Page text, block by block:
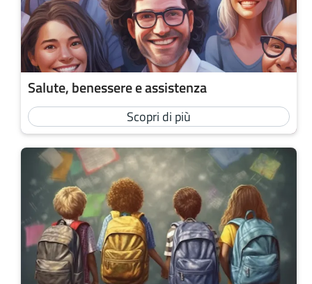
Salute, benessere e assistenza
Scopri di più